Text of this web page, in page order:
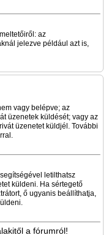
az
jelezve például azt is,
vagy belépve; az
üzenetek küldését; vagy az
üzenetet küldjél. További
letilthatsz
küldeni. Ha sértegető
ő ugyanis beállíthatja,
a fórumról!